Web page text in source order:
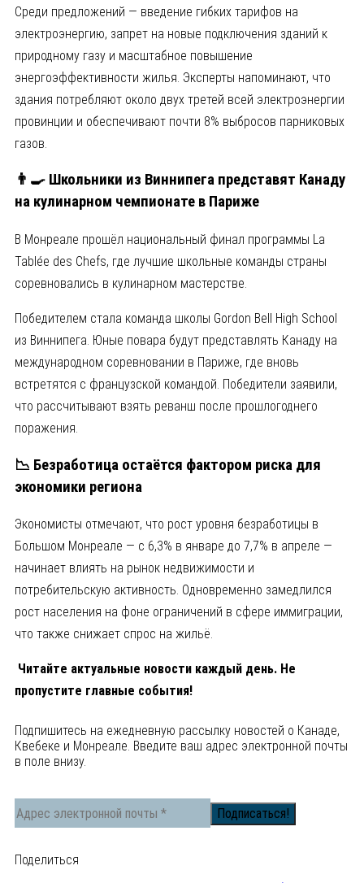
Среди предложений — введение гибких тарифов на
электроэнергию, запрет на новые подключения зданий к
природному газу и масштабное повышение
энергоэффективности жилья. Эксперты напоминают, что
здания потребляют около двух третей всей электроэнергии
провинции и обеспечивают почти 8% выбросов парниковых
газов.
👨‍🍳 Школьники из Виннипега представят Канаду
на кулинарном чемпионате в Париже
В Монреале прошёл национальный финал программы La
Tablée des Chefs, где лучшие школьные команды страны
соревновались в кулинарном мастерстве.
Победителем стала команда школы Gordon Bell High School
из Виннипега. Юные повара будут представлять Канаду на
международном соревновании в Париже, где вновь
встретятся с французской командой. Победители заявили,
что рассчитывают взять реванш после прошлогоднего
поражения.
📉 Безработица остаётся фактором риска для
экономики региона
Экономисты отмечают, что рост уровня безработицы в
Большом Монреале — с 6,3% в январе до 7,7% в апреле —
начинает влиять на рынок недвижимости и
потребительскую активность. Одновременно замедлился
рост населения на фоне ограничений в сфере иммиграции,
что также снижает спрос на жильё.
Читайте актуальные новости каждый день. Не
пропустите главные события!
Подпишитесь на ежедневную рассылку новостей о Канаде,
Квебеке и Монреале. Введите ваш адрес электронной почты
в поле внизу.
Поделиться